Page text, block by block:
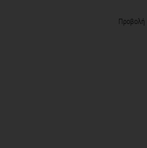
Προβολή